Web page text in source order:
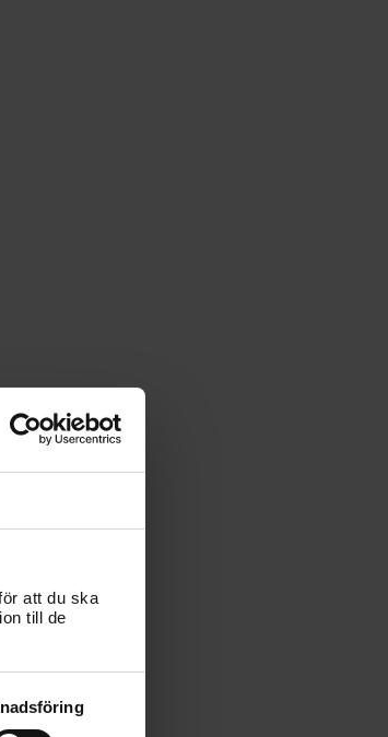
att du ska
till de